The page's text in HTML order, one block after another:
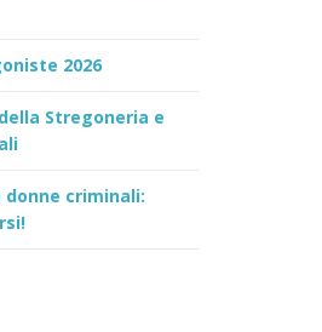
2026
Stregoneria e
criminali: